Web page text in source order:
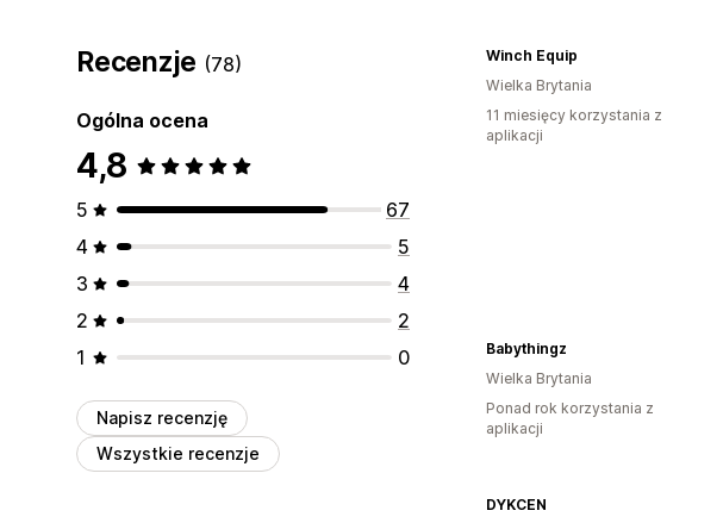
Recenzje (78)
Ogólna ocena
4,8
5
67
4
5
3
4
2
2
1
0
Napisz recenzję
Wszystkie recenzje
Winch Equip
Wielka Brytania
11 miesięcy korzystania z
aplikacji
Babythingz
Wielka Brytania
Ponad rok korzystania z
aplikacji
DYKCEN